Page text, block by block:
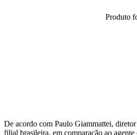
De acordo com Paulo Giammattei, diretor
filial brasileira, em comparação ao